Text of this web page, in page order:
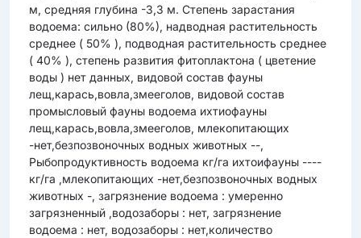
м, средняя глубина -3,3 м. Степень зарастания
водоема: сильно (80%), надводная растительность
среднее ( 50% ), подводная растительность среднее
( 40% ), степень развития фитоплактона ( цветение
воды ) нет данных, видовой состав фауны
лещ,карась,вовла,змееголов, видовой состав
промысловый фауны водоема ихтиофауны
лещ,карась,вовла,змееголов, млекопитающих
-нет,безпозвоночных водных животных --,
Рыбопродуктивность водоема кг/га ихтоифауны ----
кг/га ,млекопитающих -нет,безпозвоночных водных
животных -, загрязнение водоема : умеренно
загрязненный ,водозаборы : нет, загрязнение
водоема : нет, водозаборы : нет,количество